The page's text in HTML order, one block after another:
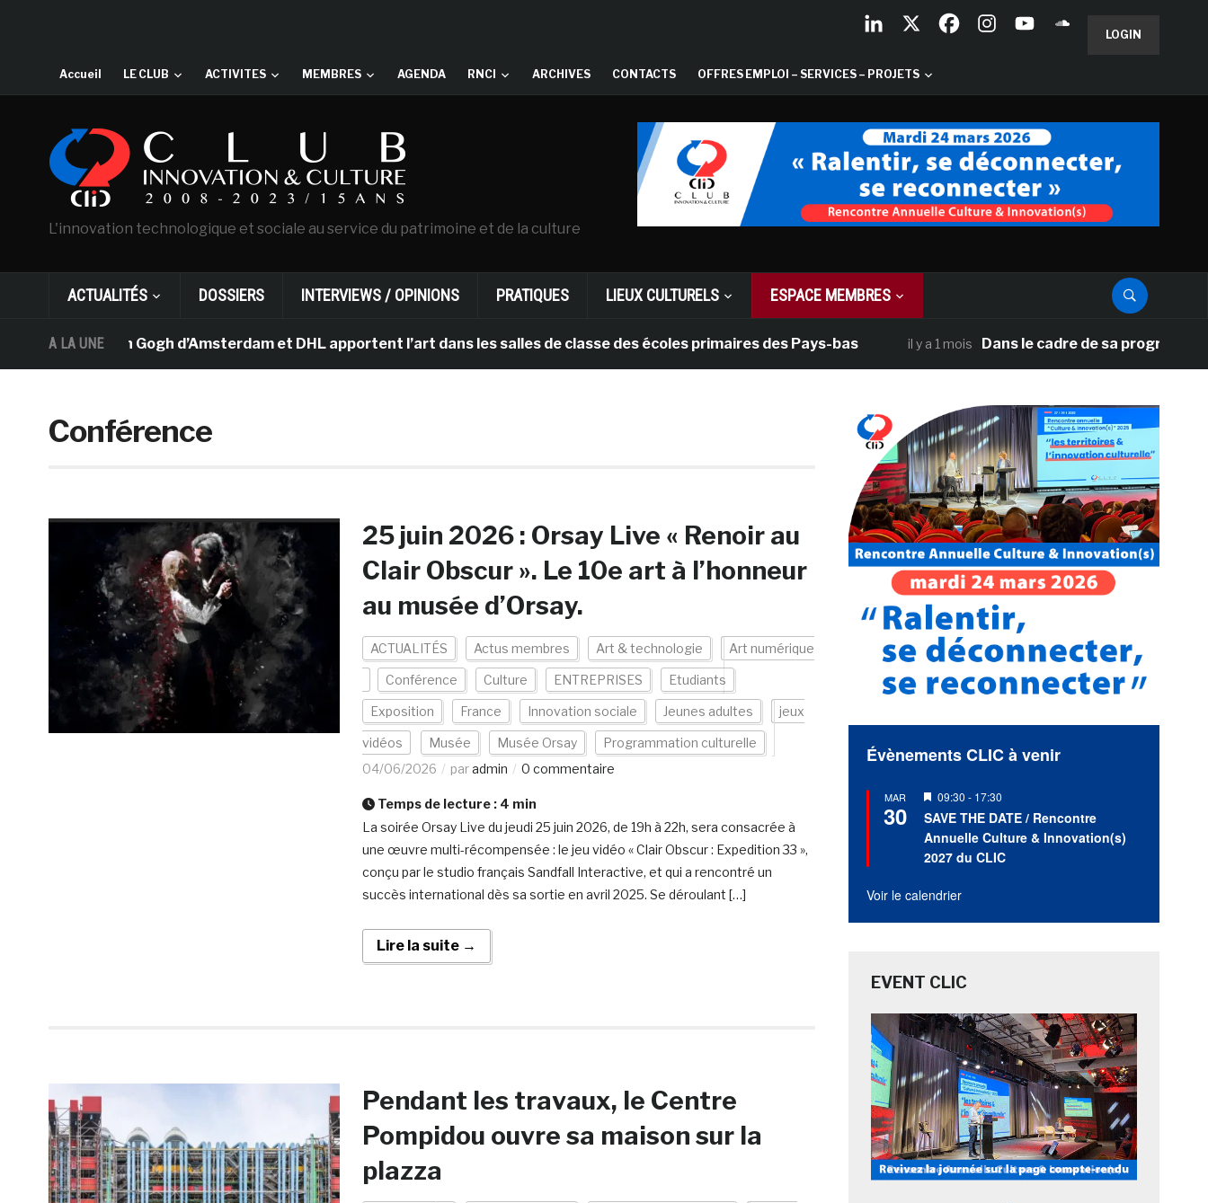
LOGIN
Accueil LE CLUB ACTIVITES MEMBRES AGENDA RNCI ARCHIVES CONTACTS OFFRES EMPLOI – SERVICES – PROJETS
L'innovation technologique et sociale au service du patrimoine et de la culture
ACTUALITÉS DOSSIERS INTERVIEWS / OPINIONS PRATIQUES LIEUX CULTURELS ESPACE MEMBRES
A LA UNE
Van Gogh d’Amsterdam et DHL apportent l’art dans les salles de classe des écoles primaires des Pays-bas il y a 1 mois Dans le cadre de sa programmation
Conférence
25 juin 2026 : Orsay Live « Renoir au
Clair Obscur ». Le 10e art à l’honneur
au musée d’Orsay.
ACTUALITÉS Actus membres Art & technologie Art numérique
Conférence Culture ENTREPRISES Etudiants
Exposition France Innovation sociale Jeunes adultes jeux
vidéos Musée Musée Orsay
Programmation culturelle
04/06/2026
paradmin 0 commentaire
Temps de lecture : 4 min
La soirée Orsay Live du jeudi 25 juin 2026, de 19h à 22h, sera consacrée à
une œuvre multi-récompensée : le jeu vidéo « Clair Obscur : Expedition 33 »,
conçu par le studio français Sandfall Interactive, et qui a rencontré un
succès international dès sa sortie en avril 2025. Se déroulant […]
Lire la suite →
Pendant les travaux, le Centre
Pompidou ouvre sa maison sur la
plazza
Évènements CLIC à venir
MAR
30
Mis
en
avant
09:30 - 17:30
SAVE THE DATE / Rencontre
Annuelle Culture & Innovation(s)
2027 du CLIC
Voir le calendrier
EVENT CLIC